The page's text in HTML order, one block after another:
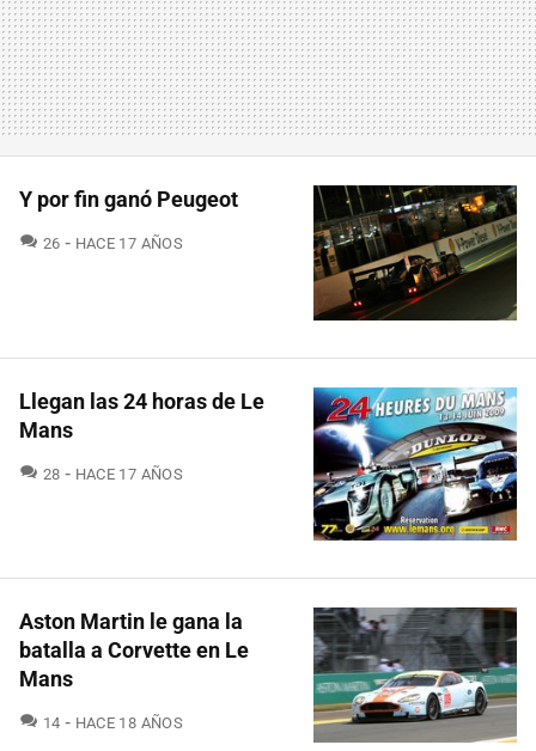
Y por fin ganó Peugeot
26 COMENTARIOS
HACE 17 AÑOS
Llegan las 24 horas de Le
Mans
28 COMENTARIOS
HACE 17 AÑOS
Aston Martin le gana la
batalla a Corvette en Le
Mans
14 COMENTARIOS
HACE 18 AÑOS